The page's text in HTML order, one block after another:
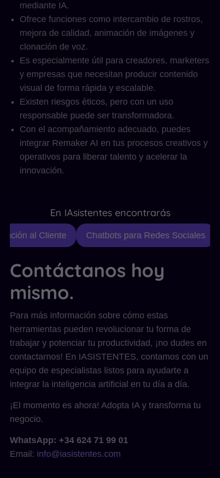
mediante IA.
Ofrece funciones como intercambio de rostros,
mejora de calidad, animación de imágenes y
clonación de voz.
Es especialmente útil para creadores, marketers
y empresas que necesitan producir contenido
visual de forma rápida y escalable.
Existen riesgos éticos, pero con un uso
responsable puede ser transformadora.
Con el acompañamiento adecuado, puedes
integrar Remaker AI en tus procesos creativos y
operativos para liberar talento y acelerar la
innovación.
En IAsistentes encontrarás
al Cliente Chatbots para Redes Sociales
Contáctanos hoy
mismo.
Para más información sobre cómo estas
herramientas pueden revolucionar tu forma de
trabajar y potenciar tu productividad, ¡no dudes en
contactarnos! En IASISTENTES, contamos con un
equipo de especialistas listos para ayudarte a
integrar la inteligencia artificial en tu día a día.
¡El momento es ahora! Adopta IA y transforma tu
negocio.
WhatsApp: +34 624 71 99 01
Email: info@iasistentes.com